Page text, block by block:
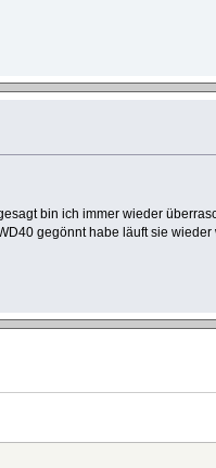
bin ich immer wieder
gegönnt habe läuft sie